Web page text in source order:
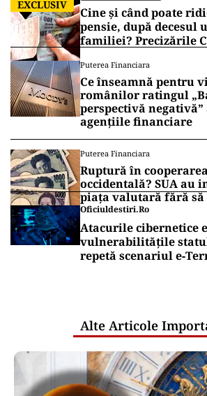
EXCLUSIV
Cine și când poate
pensie, după decesul
familiei? Precizările
Puterea Financiara
Ce înseamnă pentru
românilor ratingul
perspectivă negativă”
agențiile financiare
Puterea Financiara
Ruptură în
occidentală? SUA au
piața valutară fără să
Oficiuldestiri.ro
Atacurile cibernetice
vulnerabilitățile
repetă scenariul
Alte Articole